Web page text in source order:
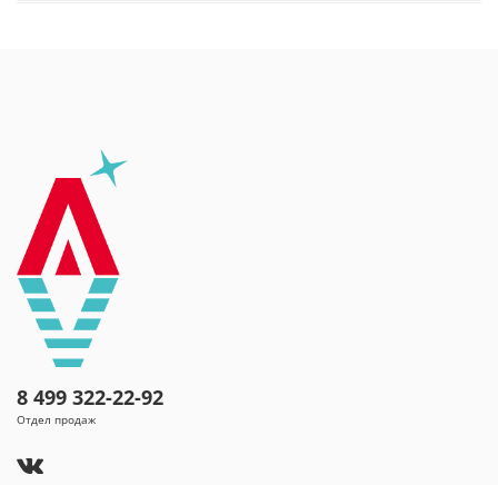
50–120, натрий+калий Na+K+ 50-250
Минерализация, г/дм3: 2,0 - 3,0.
Минеральная вода «Нарзан» рекомендована для
лечения и профилактики следующих заболеваний
(вне фазы обострения):
болезни пищевода
(эзофагит, гастроэзофагеальная рефлюксная
болезнь);
хронические гастриты с нормальной и
повышенной секреторной функцией желудка;
болезни кишечника (синдром раздраженного
кишечника, дискинезия кишечника);
8 499 322-22-92
Отдел продаж